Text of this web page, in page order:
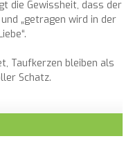
die Gewissheit, dass der
„getragen wird in der
Taufkerzen bleiben als
Schatz.